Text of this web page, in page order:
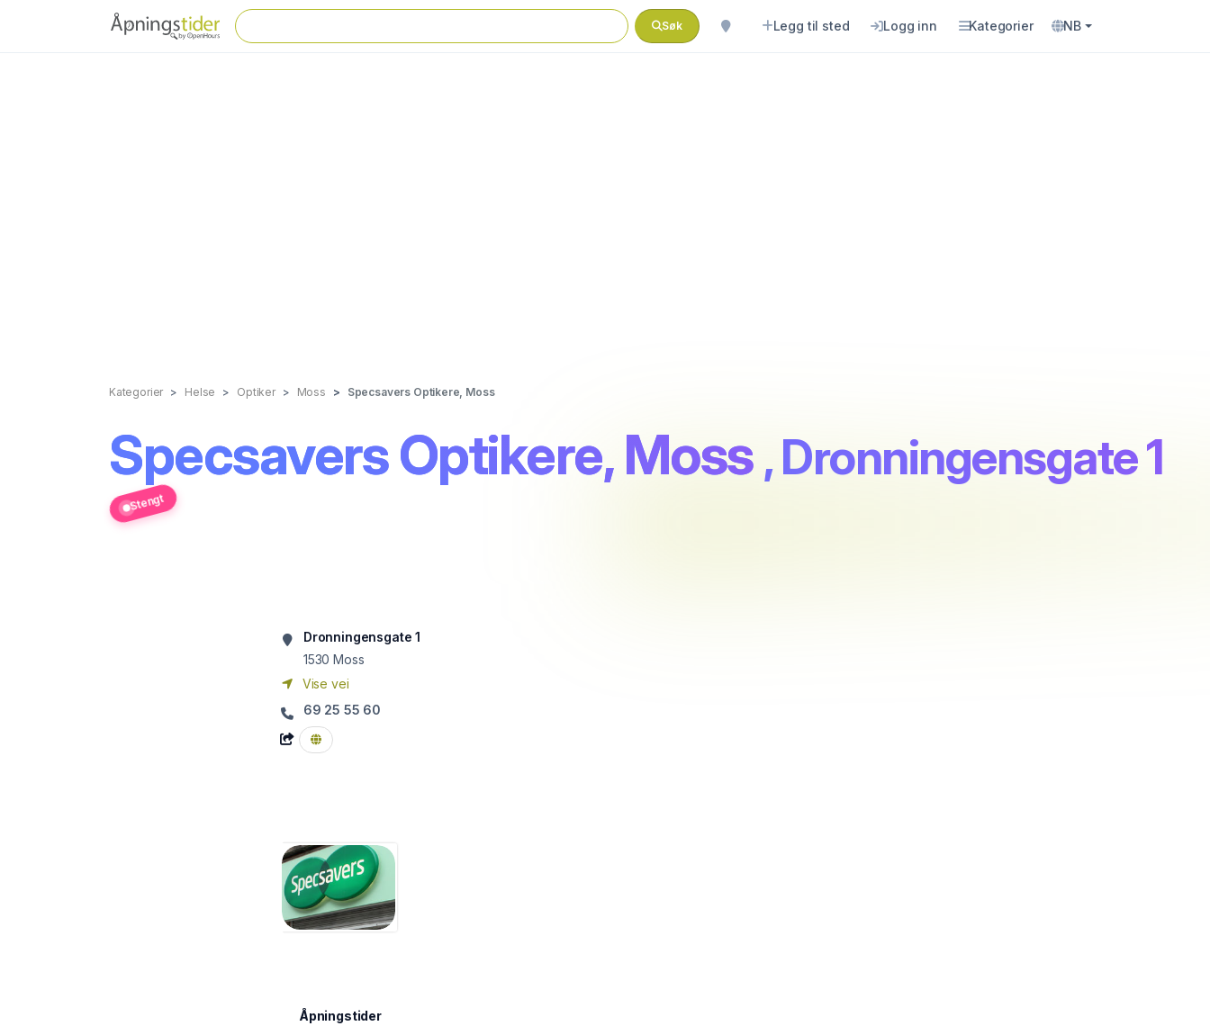
Søk Legg til sted Logg inn Kategorier NB
Kategorier Helse Optiker Moss Specsavers Optikere, Moss
Specsavers Optikere, Moss , Dronningensgate 1
Stengt
Dronningensgate 1
1530 Moss
Vise vei
69 25 55 60
Åpningstider